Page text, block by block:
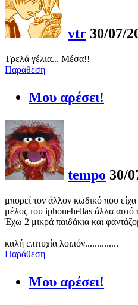
vtr 30/07/
Τρελά γέλια... Μέσα!!
Παράθεση
Μου αρέσει!
tempo 30/
μπορεί τον άλλον κωδικό που
μέλος του iphonehellas άλλα
Έχω 2 μικρά παιδάκια και
καλή επιτυχία λοιπόν..............
Παράθεση
Μου αρέσει!